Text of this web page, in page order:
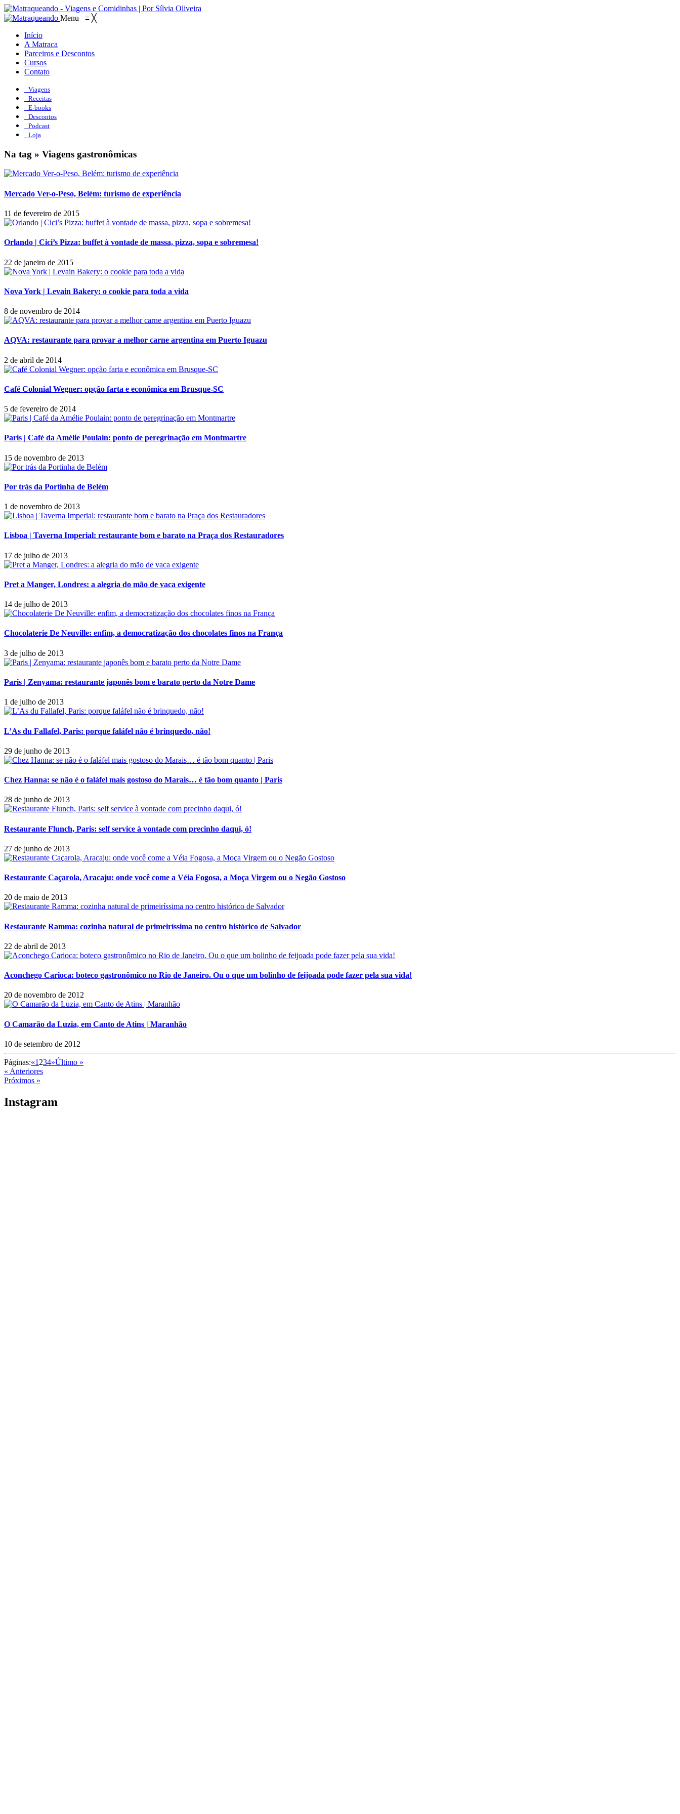
Menu ≡ ╳
Início
A Matraca
Parceiros e Descontos
Cursos
Contato
Viagens
Receitas
E-books
Descontos
Podcast
Loja
Na tag » Viagens gastronômicas
Mercado Ver-o-Peso, Belém: turismo de experiência
11 de fevereiro de 2015
Orlando | Cici’s Pizza: buffet à vontade de massa, pizza, sopa e sobremesa!
22 de janeiro de 2015
Nova York | Levain Bakery: o cookie para toda a vida
8 de novembro de 2014
AQVA: restaurante para provar a melhor carne argentina em Puerto Iguazu
2 de abril de 2014
Café Colonial Wegner: opção farta e econômica em Brusque-SC
5 de fevereiro de 2014
Paris | Café da Amélie Poulain: ponto de peregrinação em Montmartre
15 de novembro de 2013
Por trás da Portinha de Belém
1 de novembro de 2013
Lisboa | Taverna Imperial: restaurante bom e barato na Praça dos Restauradores
17 de julho de 2013
Pret a Manger, Londres: a alegria do mão de vaca exigente
14 de julho de 2013
Chocolaterie De Neuville: enfim, a democratização dos chocolates finos na França
3 de julho de 2013
Paris | Zenyama: restaurante japonês bom e barato perto da Notre Dame
1 de julho de 2013
L’As du Fallafel, Paris: porque faláfel não é brinquedo, não!
29 de junho de 2013
Chez Hanna: se não é o faláfel mais gostoso do Marais… é tão bom quanto | Paris
28 de junho de 2013
Restaurante Flunch, Paris: self service à vontade com precinho daqui, ó!
27 de junho de 2013
Restaurante Caçarola, Aracaju: onde você come a Véia Fogosa, a Moça Virgem ou o Negão Gostoso
20 de maio de 2013
Restaurante Ramma: cozinha natural de primeiríssima no centro histórico de Salvador
22 de abril de 2013
Aconchego Carioca: boteco gastronômico no Rio de Janeiro. Ou o que um bolinho de feijoada pode fazer pela sua vida!
20 de novembro de 2012
O Camarão da Luzia, em Canto de Atins | Maranhão
10 de setembro de 2012
Páginas:«1 234»Último »
« Anteriores
Próximos »
Instagram